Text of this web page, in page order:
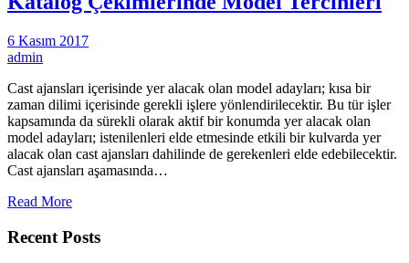
6 Kasım 2017
admin
Cast ajansları içerisinde yer alacak olan model adayları; kısa bir
zaman dilimi içerisinde gerekli işlere yönlendirilecektir. Bu tür işler
kapsamında da sürekli olarak aktif bir konumda yer alacak olan
model adayları; istenilenleri elde etmesinde etkili bir kulvarda yer
alacak olan cast ajansları dahilinde de gerekenleri elde edebilecektir.
Cast ajansları aşamasında…
Read More
Recent Posts